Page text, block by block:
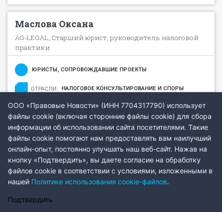
Маслова Оксана
AG-LEGAL, Старший юрист, руководитель налоговой
практики
ЮРИСТЫ, СОПРОВОЖДАВШИЕ ПРОЕКТЫ
ОТРАСЛИ: НАЛОГОВОЕ КОНСУЛЬТИРОВАНИЕ И СПОРЫ
ВЕРНУТЬСЯ НА ГЛАВНУЮ
© ООО «Правовые новости». 2008-2026. Номер свидетельстваЭЛ №
ФС 77 - 79910
+7 (495) 645 37 60
Политика использования cookie-файлов
ООО «Правовые Новости» (ИНН 7704317790) использует
файлы cookie (включая сторонние файлы cookie) для сбора
информации об использовании сайта посетителями. Такие
файлы cookie помогают нам предоставлять вам наилучший
онлайн-опыт, постоянно улучшать наш веб-сайт. Нажав на
кнопку «Подтвердить», вы даете согласие на обработку
файлов cookie в соответствии с условиями, изложенными в
нашей Политике использования cookie-файлов.
Подтвердить